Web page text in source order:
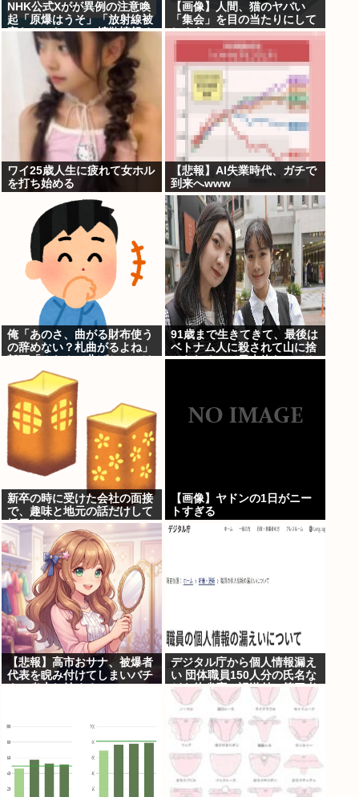
NHK公式Xがが異例の注意喚
起「原爆はうそ」「放射線被
害なかった」SNS拡散情報め
ぐり「荒唐無稽」
【画像】人間、猫のヤバい
「集会」を目の当たりにして
しまう・・・・・
ワイ25歳人生に疲れて女ホル
を打ち始める
【悲報】AI失業時代、ガチで
到来へwww
俺「あのさ、曲がる財布使う
の辞めない？札曲がるよね」
ないんですか」 ←正論なのに
俺が悪いのか？
91歳まで生きてきて、最後は
ベトナム人に殺されて山に捨
てられるって日本終わってん
新卒の時に受けた会社の面接
で、趣味と地元の話だけして
採用された
【画像】ヤドンの1日がニー
トすぎる
【悲報】高市おサナ、被爆者
代表を睨み付けてしまいバチ
デジタル庁から個人情報漏え
い 団体職員150人分の氏名な
どを他省庁へ誤送付、第三者
に転送なし